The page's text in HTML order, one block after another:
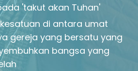
'takut akan Tuhan'
kesatuan di antara umat
gereja yang bersatu yang
bangsa yang